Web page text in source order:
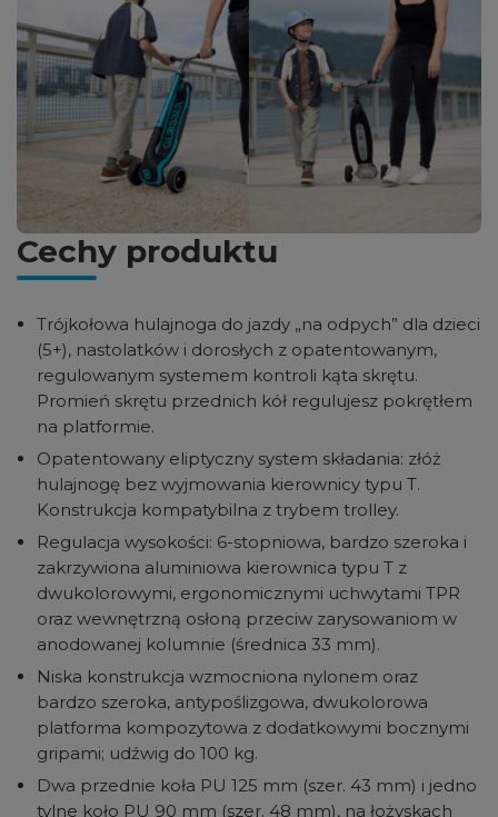
Cechy produktu
Trójkołowa hulajnoga do jazdy „na odpych” dla dzieci
(5+), nastolatków i dorosłych z opatentowanym,
regulowanym systemem kontroli kąta skrętu.
Promień skrętu przednich kół regulujesz pokrętłem
na platformie.
Opatentowany eliptyczny system składania: złóż
hulajnogę bez wyjmowania kierownicy typu T.
Konstrukcja kompatybilna z trybem trolley.
Regulacja wysokości: 6-stopniowa, bardzo szeroka i
zakrzywiona aluminiowa kierownica typu T z
dwukolorowymi, ergonomicznymi uchwytami TPR
oraz wewnętrzną osłoną przeciw zarysowaniom w
anodowanej kolumnie (średnica 33 mm).
Niska konstrukcja wzmocniona nylonem oraz
bardzo szeroka, antypoślizgowa, dwukolorowa
platforma kompozytowa z dodatkowymi bocznymi
gripami; udźwig do 100 kg.
Dwa przednie koła PU 125 mm (szer. 43 mm) i jedno
tylne koło PU 90 mm (szer. 48 mm), na łożyskach